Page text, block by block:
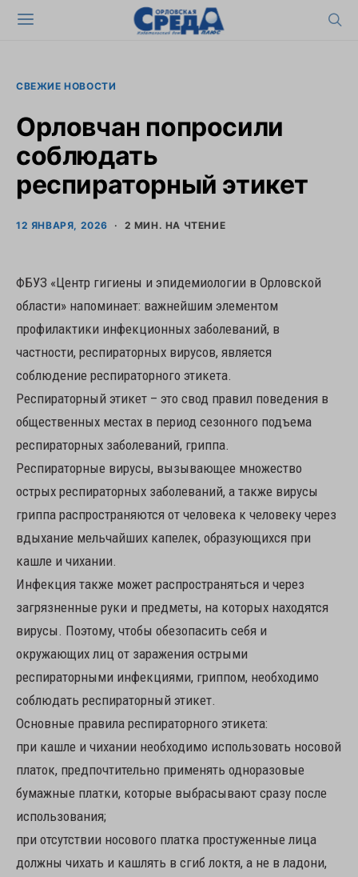
СВЕЖИЕ НОВОСТИ
Орловчан попросили
соблюдать
респираторный этикет
12 ЯНВАРЯ, 2026 2 МИН. НА ЧТЕНИЕ
ФБУЗ «Центр гигиены и эпидемиологии в Орловской
области» напоминает: важнейшим элементом
профилактики инфекционных заболеваний, в
частности, респираторных вирусов, является
соблюдение респираторного этикета.
Респираторный этикет – это свод правил поведения в
общественных местах в период сезонного подъема
респираторных заболеваний, гриппа.
Респираторные вирусы, вызывающее множество
острых респираторных заболеваний, а также вирусы
гриппа распространяются от человека к человеку через
вдыхание мельчайших капелек, образующихся при
кашле и чихании.
Инфекция также может распространяться и через
загрязненные руки и предметы, на которых находятся
вирусы. Поэтому, чтобы обезопасить себя и
окружающих лиц от заражения острыми
респираторными инфекциями, гриппом, необходимо
соблюдать респираторный этикет.
Основные правила респираторного этикета:
при кашле и чихании необходимо использовать носовой
платок, предпочтительно применять одноразовые
бумажные платки, которые выбрасывают сразу после
использования;
при отсутствии носового платка простуженные лица
должны чихать и кашлять в сгиб локтя, а не в ладони,